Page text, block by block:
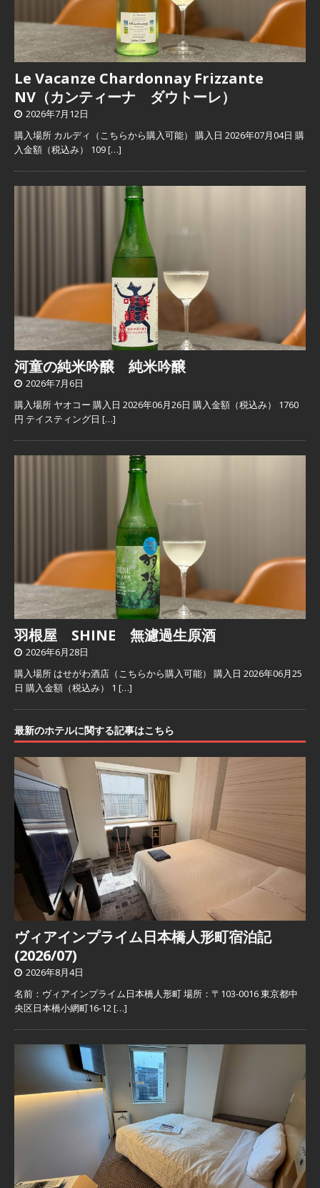
Le Vacanze Chardonnay Frizzante
NV（カンティーナ ダウトーレ）
2026年7月12日
購入場所 カルディ（こちらから購入可能） 購入日 2026年07月04日 購
入金額（税込み） 109[…]
河童の純米吟醸 純米吟醸
2026年7月6日
購入場所 ヤオコー 購入日 2026年06月26日 購入金額（税込み） 1760
円 テイスティング日 […]
羽根屋 SHINE 無濾過生原酒
2026年6月28日
購入場所 はせがわ酒店（こちらから購入可能） 購入日 2026年06月25
日 購入金額（税込み） 1 […]
最新のホテルに関する記事はこちら
ヴィアインプライム日本橋人形町宿泊記
(2026/07)
2026年8月4日
名前：ヴィアインプライム日本橋人形町 場所：〒103-0016 東京都中
央区日本橋小網町16-12[…]